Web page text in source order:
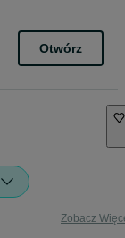
Otwórz
Zobacz